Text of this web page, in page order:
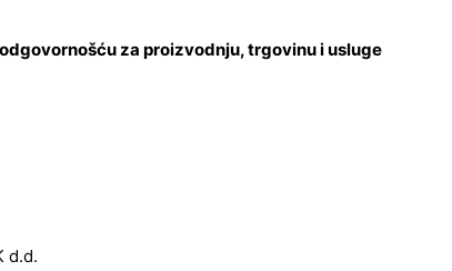
za proizvodnju, trgovinu i usluge
d.d.